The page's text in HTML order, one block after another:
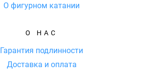
О фигурном катании
О НАС
Гарантия подлинности
Доставка и оплата